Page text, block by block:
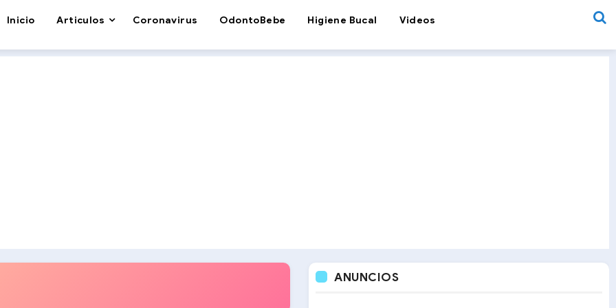
Inicio Articulos Coronavirus OdontoBebe Higiene Bucal Videos
ANUNCIOS